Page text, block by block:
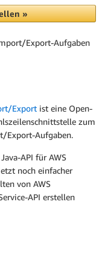
»
Export-Aufgaben
Export ist eine Open-
zum
Export-Aufgaben.
API für AWS
noch einfacher
von AWS
API erstellen